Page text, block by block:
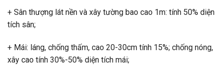
+ Sân thượng lát nền và xây tường bao cao 1m: tính 50% diện
tích sân;
+ Mái: láng, chống thấm, cao 20-30cm tính 15%; chống nóng,
xây cao tính 30%-50% diện tích mái;